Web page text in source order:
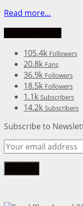
Read more…
105.4k Followers
20.8k Fans
36.9k Followers
18.5k Followers
1.1k Subscribers
14.2k Subscribers
Subscribe to